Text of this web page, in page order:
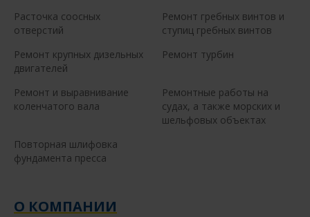
Расточка соосных
отверстий
Ремонт гребных винтов и
ступиц гребных винтов
Ремонт крупных дизельных
двигателей
Ремонт турбин
Ремонт и выравнивание
коленчатого вала
Ремонтные работы на
судах, а также морских и
шельфовых объектах
Повторная шлифовка
фундамента пресса
О КОМПАНИИ